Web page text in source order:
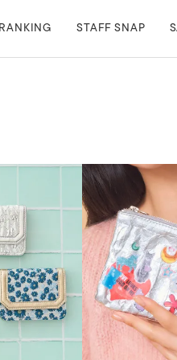
RANKING STAFF SNAP